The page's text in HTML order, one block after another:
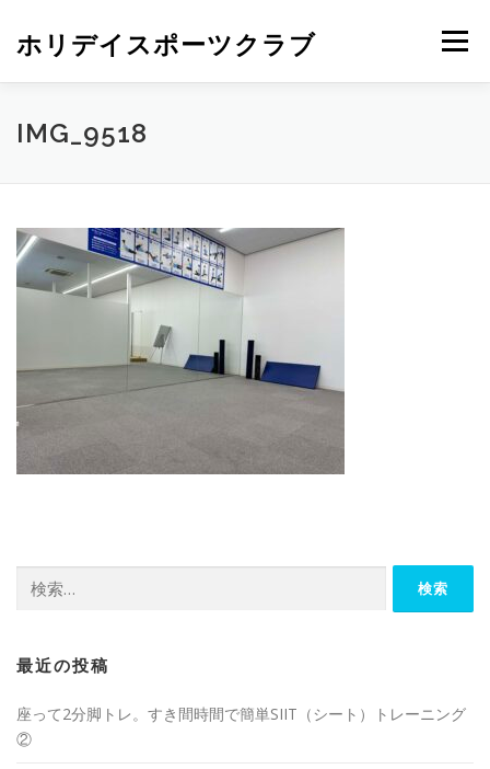
ホリデイスポーツクラブ メニュー
IMG_9518
最近の投稿
座って2分脚トレ。すき間時間で簡単SIIT（シート）トレーニング
②